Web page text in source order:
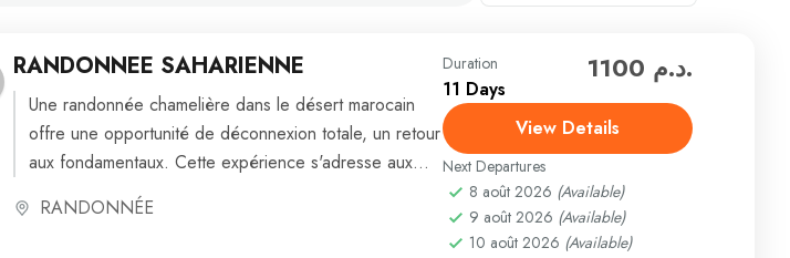
RANDONNEE SAHARIENNE
Une randonnée chamelière dans le désert marocain
offre une opportunité de déconnexion totale, un retour
aux fondamentaux. Cette expérience s'adresse aux
amateurs de trekking, en...
RANDONNÉE
Duration
11 Days
1100 د.م.
View Details
Next Departures
8 août 2026 (Available)
9 août 2026 (Available)
10 août 2026 (Available)